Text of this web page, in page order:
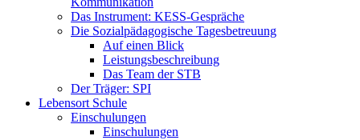
Das Instrument: KESS-Gespräche
Die Sozialpädagogische Tagesbetreuung
Auf einen Blick
Leistungsbeschreibung
Das Team der STB
Der Träger: SPI
Lebensort Schule
Einschulungen
Einschulungen